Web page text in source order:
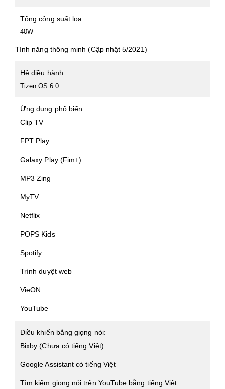
Tổng công suất loa:
40W
Tính năng thông minh (Cập nhật 5/2021)
Hệ điều hành:
Tizen OS 6.0
Ứng dụng phổ biến:
Clip TV
FPT Play
Galaxy Play (Fim+)
MP3 Zing
MyTV
Netflix
POPS Kids
Spotify
Trình duyệt web
VieON
YouTube
Điều khiển bằng giọng nói:
Bixby (Chưa có tiếng Việt)
Google Assistant có tiếng Việt
Tìm kiếm giọng nói trên YouTube bằng tiếng Việt